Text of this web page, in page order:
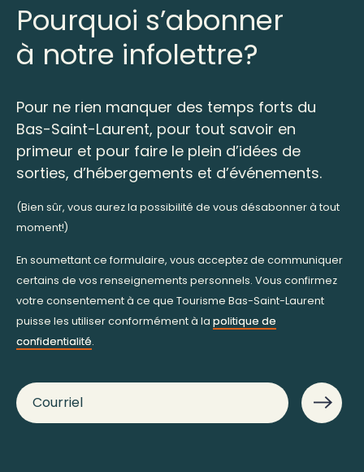
Pourquoi s’abonner
à notre infolettre?
Pour ne rien manquer des temps forts du
Bas-Saint-Laurent, pour tout savoir en
primeur et pour faire le plein d’idées de
sorties, d’hébergements et d’événements.
(Bien sûr, vous aurez la possibilité de vous désabonner à tout
moment!)
En soumettant ce formulaire, vous acceptez de communiquer
certains de vos renseignements personnels. Vous confirmez
votre consentement à ce que Tourisme Bas-Saint-Laurent
puisse les utiliser conformément à la politique de
confidentialité.